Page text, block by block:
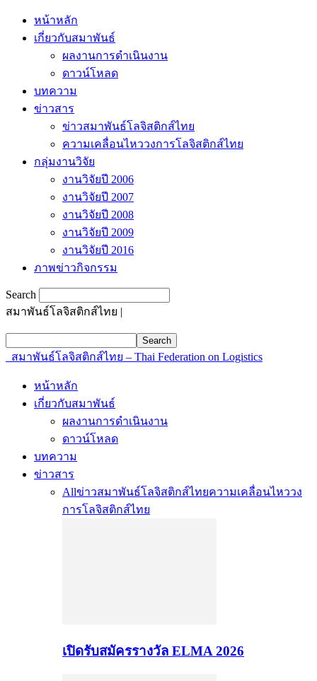
หน้าหลัก
เกี่ยวกับสมาพันธ์
ผลงานการดำเนินงาน
ดาวน์โหลด
บทความ
ข่าวสาร
ข่าวสมาพันธ์โลจิสติกส์ไทย
ความเคลื่อนไหววงการโลจิสติกส์ไทย
กลุ่มงานวิจัย
งานวิจัยปี 2006
งานวิจัยปี 2007
งานวิจัยปี 2008
งานวิจัยปี 2009
งานวิจัยปี 2016
ภาพข่าวกิจกรรม
Search
สมาพันธ์โลจิสติกส์ไทย |
สมาพันธ์โลจิสติกส์ไทย – Thai Federation on Logistics
หน้าหลัก
เกี่ยวกับสมาพันธ์
ผลงานการดำเนินงาน
ดาวน์โหลด
บทความ
ข่าวสาร
Allข่าวสมาพันธ์โลจิสติกส์ไทยความเคลื่อนไหววง
การโลจิสติกส์ไทย
เปิดรับสมัครรางวัล ELMA 2026